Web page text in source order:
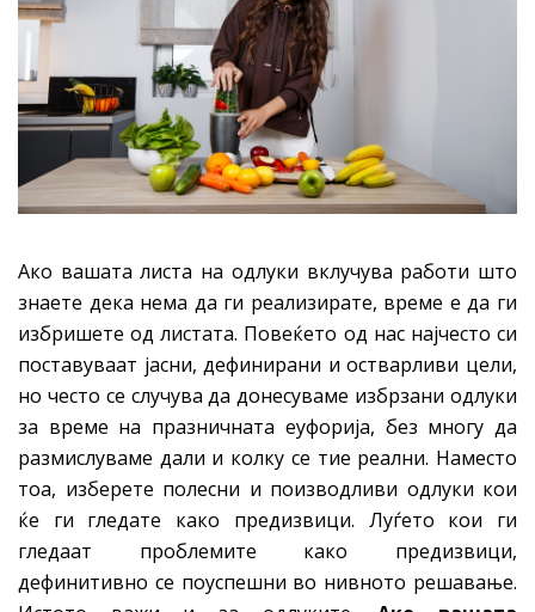
Ако вашата листа на одлуки вклучува работи што
знаете дека нема да ги реализирате, време е да ги
избришете од листата. Повеќето од нас најчесто си
поставуваат јасни, дефинирани и остварливи цели,
но често се случува да донесуваме избрзани одлуки
за време на празничната еуфорија, без многу да
размислуваме дали и колку се тие реални. Наместо
тоа, изберете полесни и поизводливи одлуки кои
ќе ги гледате како предизвици. Луѓето кои ги
гледаат проблемите како предизвици,
дефинитивно се поуспешни во нивното решавање.